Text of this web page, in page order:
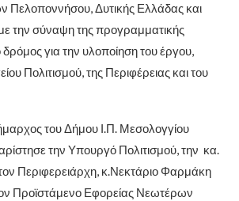
Πελοποννήσου, Δυτικής Ελλάδας και
την σύναψη της προγραμματικής
για την υλοποίηση του έργου,
Πολιτισμού, της Περιφέρειας και του
του Δήμου Ι.Π. Μεσολογγίου
την Υπουργό Πολιτισμού, την κα.
Περιφερειάρχη, κ.Νεκτάριο Φαρμάκη
Προϊστάμενο Εφορείας Νεωτέρων